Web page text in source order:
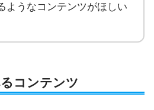
ようなコンテンツがほしい
コンテンツ